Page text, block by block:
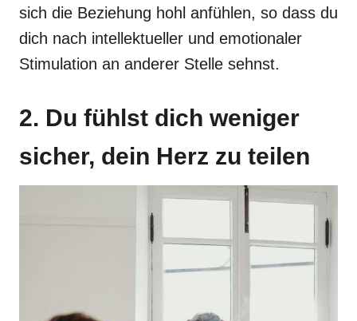
sich die Beziehung hohl anfühlen, so dass du
dich nach intellektueller und emotionaler
Stimulation an anderer Stelle sehnst.
2. Du fühlst dich weniger
sicher, dein Herz zu teilen